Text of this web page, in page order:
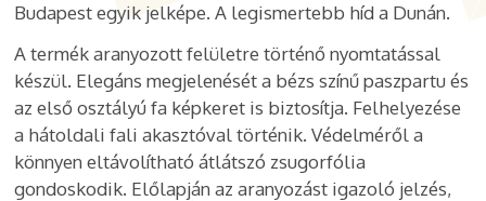
Budapest egyik jelképe. A legismertebb híd a Dunán.
A termék aranyozott felületre történő nyomtatással
készül. Elegáns megjelenését a bézs színű paszpartu és
az első osztályú fa képkeret is biztosítja. Felhelyezése
a hátoldali fali akasztóval történik. Védelméről a
könnyen eltávolítható átlátszó zsugorfólia
gondoskodik. Előlapján az aranyozást igazoló jelzés,